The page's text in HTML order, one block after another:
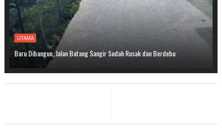
UTAMA
Baru Dibangun, Jalan Batang Sangir Sudah Rusak dan Berdebu